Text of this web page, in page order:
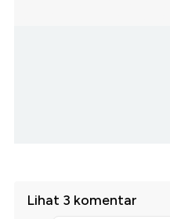
Lihat 3 komentar